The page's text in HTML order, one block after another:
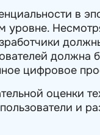
в
уровне.
должна
цифровое
оценки
и